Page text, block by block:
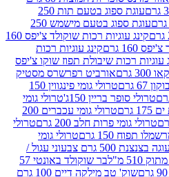
עוגת ספוג בטעם תות 250
עוגת ספוג בטעם מישמש 250
קינג עוגיות רכות שוקולד צ'יפס 160
קינג עוגיות רכות
שיבולת תפוז שוקו צ'יפס
אורביט רפרשרס מסטיק
טרולי גומי פינגווין 150
150ג'
טרולי גומי
טרולי גומי עכברים 200
חלב 200 גרם
טרולי
טרולי גומי
קישוטי עוגה בצנצנת 500 גרם צבעוני עגול /
בר שוקולד באונטי 57
שוק' טב מילקה דיים 100 גרם